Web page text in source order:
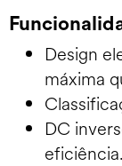
Design
máxima
DC
eficiência.